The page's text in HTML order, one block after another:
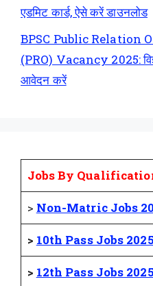
एडमिट कार्ड, ऐसे करें डाउनलोड
BPSC Public Relation
(PRO) Vacancy 2025:
आवेदन करें
Jobs By
> Non-Matric Jobs
> 10th Pass Jobs 2025
> 12th Pass Jobs 2025